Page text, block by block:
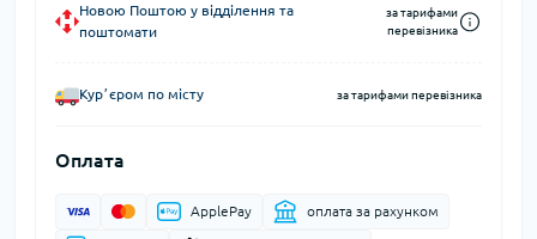
Новою Поштою у відділення та
поштомати
за тарифами
перевізника
Курʼєром по місту за тарифами перевізника
Оплата
ApplePay оплата за рахунком